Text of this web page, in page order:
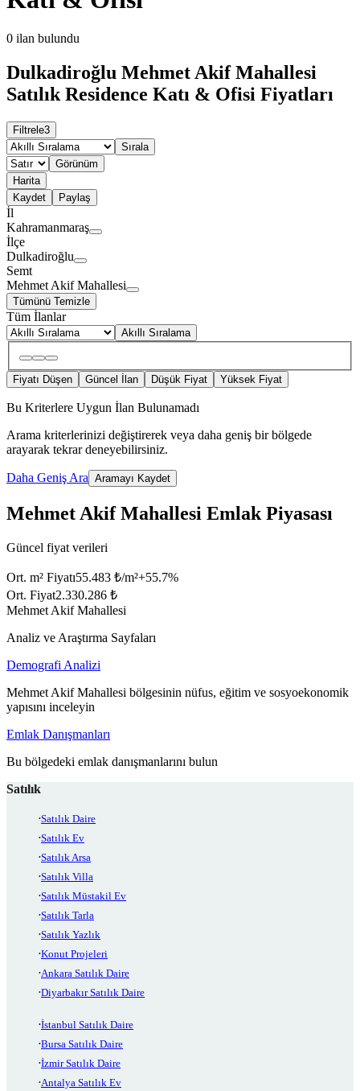
0 ilan bulundu
Dulkadiroğlu Mehmet Akif Mahallesi
Satılık Residence Katı & Ofisi Fiyatları
Filtrele3
Sırala
Görünüm
Harita
Kaydet
Paylaş
İl
Kahramanmaraş
İlçe
Dulkadiroğlu
Semt
Mehmet Akif Mahallesi
Tümünü Temizle
Tüm İlanlar
Akıllı Sıralama
Fiyatı Düşen Güncel İlan Düşük Fiyat Yüksek Fiyat
Bu Kriterlere Uygun İlan Bulunamadı
Arama kriterlerinizi değiştirerek veya daha geniş bir bölgede
arayarak tekrar deneyebilirsiniz.
Daha Geniş Ara Aramayı Kaydet
Mehmet Akif Mahallesi Emlak Piyasası
Güncel fiyat verileri
Ort. m² Fiyatı55.483 ₺/m²+55.7%
Ort. Fiyat2.330.286 ₺
Mehmet Akif Mahallesi
Analiz ve Araştırma Sayfaları
Demografi Analizi
Mehmet Akif Mahallesi bölgesinin nüfus, eğitim ve sosyoekonomik
yapısını inceleyin
Emlak Danışmanları
Bu bölgedeki emlak danışmanlarını bulun
Satılık
Satılık Daire
Satılık Ev
Satılık Arsa
Satılık Villa
Satılık Müstakil Ev
Satılık Tarla
Satılık Yazlık
Konut Projeleri
Ankara Satılık Daire
Diyarbakır Satılık Daire
İstanbul Satılık Daire
Bursa Satılık Daire
İzmir Satılık Daire
Antalya Satılık Ev